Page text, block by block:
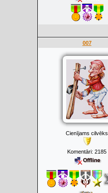
007
Cienījams cilvēks
Komentāri: 2185